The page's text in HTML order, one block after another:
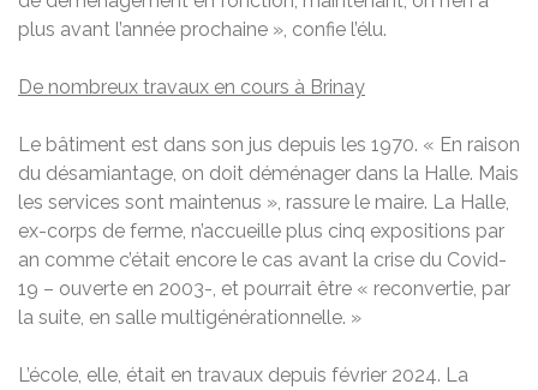
plus avant l’année prochaine », confie l’élu.
De nombreux travaux en cours à Brinay
Le bâtiment est dans son jus depuis les 1970. « En raison
du désamiantage, on doit déménager dans la Halle. Mais
les services sont maintenus », rassure le maire. La Halle,
ex-corps de ferme, n’accueille plus cinq expositions par
an comme c’était encore le cas avant la crise du Covid-
19 – ouverte en 2003-, et pourrait être « reconvertie, par
la suite, en salle multigénérationnelle. »
L’école, elle, était en travaux depuis février 2024. La